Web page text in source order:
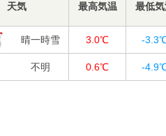
天気 最高気温 最低
晴一時雪 3.0℃ -
不明 0.6℃ -